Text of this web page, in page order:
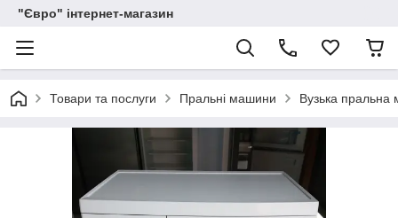
"Євро" інтернет-магазин
Товари та послуги Пральні машини Вузька